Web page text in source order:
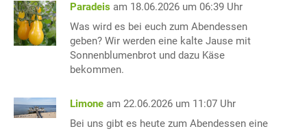
Paradeis am 18.06.2026 um 06:39 Uhr
Was wird es bei euch zum Abendessen
geben? Wir werden eine kalte Jause mit
Sonnenblumenbrot und dazu Käse
bekommen.
Limone am 22.06.2026 um 11:07 Uhr
Bei uns gibt es heute zum Abendessen eine